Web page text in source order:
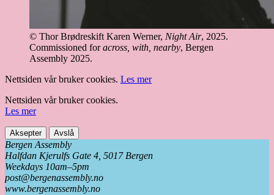
© Thor Brødreskift Karen Werner, Night Air, 2025.
Commissioned foracross, with, nearby, Bergen
Assembly 2025.
Nettsiden vår bruker cookies. Les mer
Nettsiden vår bruker cookies.
Les mer
Aksepter Avslå
Bergen Assembly
Halfdan Kjerulfs Gate 4, 5017 Bergen
Weekdays 10am–5pm
post@bergenassembly.no
www.bergenassembly.no